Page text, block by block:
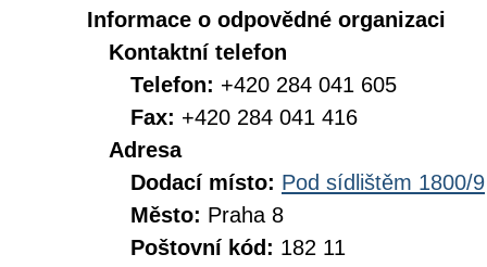
Informace o odpovědné organizaci
Kontaktní telefon
Telefon: +420 284 041 605
Fax: +420 284 041 416
Adresa
Dodací místo: Pod sídlištěm 1800/9
Město: Praha 8
Poštovní kód: 182 11